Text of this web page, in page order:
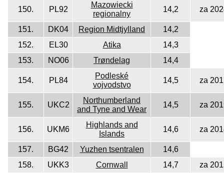
150. PL92
Mazowiecki
regionalny
14,2 za
151. DK04 Region Midtjylland
14,2
152.
EL30 Atika
14,3
153.
NO06 Trøndelag 14,4
154. PL84
Podleské
vojvodstvo
14,5 za
155. UKC2
Northumberland
and Tyne and Wear
14,5 za
156. UKM6
Highlands and
Islands
14,6 za
157. BG42 Yuzhen tsentralen
14,6
158.
UKK3 Cornwall 14,7
za